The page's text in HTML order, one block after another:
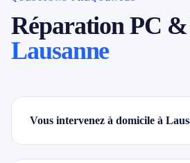
Réparation PC
Lausanne
Vous intervenez à domicile à